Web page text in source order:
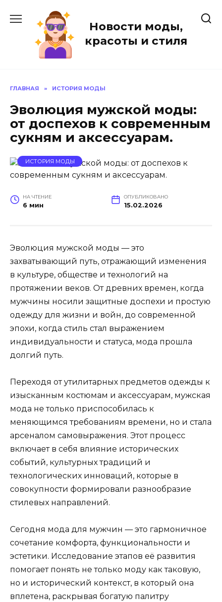
содержанию
Новости моды,
красоты и стиля
ГЛАВНАЯ » ИСТОРИЯ МОДЫ
Эволюция мужской моды:
от доспехов к современным
сукням и аксессуарам.
ИСТОРИЯ МОДЫ
НА ЧТЕНИЕ
6 мин
ОПУБЛИКОВАНО
15.02.2026
Эволюция мужской моды — это
захватывающий путь, отражающий изменения
в культуре, обществе и технологий на
протяжении веков. От древних времен, когда
мужчины носили защитные доспехи и простую
одежду для жизни и войн, до современной
эпохи, когда стиль стал выражением
индивидуальности и статуса, мода прошла
долгий путь.
Переходя от утилитарных предметов одежды к
изысканным костюмам и аксессуарам, мужская
мода не только приспособилась к
меняющимся требованиям времени, но и стала
арсеналом самовыражения. Этот процесс
включает в себя влияние исторических
событий, культурных традиций и
технологических инноваций, которые в
совокупности формировали разнообразие
стилевых направлений.
Сегодня мода для мужчин — это гармоничное
сочетание комфорта, функциональности и
эстетики. Исследование этапов её развития
помогает понять не только моду как таковую,
но и исторический контекст, в который она
вплетена, раскрывая богатую палитру